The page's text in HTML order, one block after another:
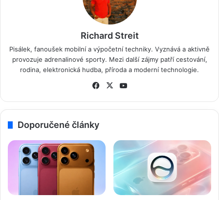
Richard Streit
Pisálek, fanoušek mobilní a výpočetní techniky. Vyznává a aktivně
provozuje adrenalinové sporty. Mezi další zájmy patří cestování,
rodina, elektronická hudba, příroda a moderní technologie.
Fa
bo
X
ub
Doporučené články